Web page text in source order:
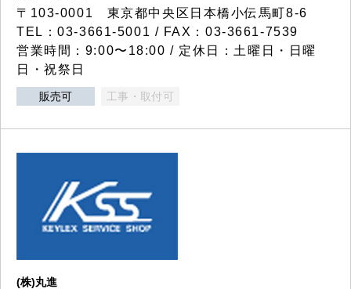
〒103-0001 東京都中央区日本橋小伝馬町8-6
TEL：03-3661-5001 / FAX：03-3661-7539
営業時間：9:00〜18:00 / 定休日：土曜日・日曜
日・祝祭日
販売可 工事・取付可
(株)丸進